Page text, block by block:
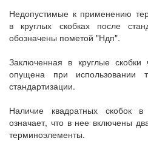
Недопустимые к применению
в круглых скобках после
обозначены пометой "Ндп".
Заключенная в круглые
опущена при использовании
стандартизации.
Наличие квадратных скобок в
означает, что в нее включены
терминоэлементы.